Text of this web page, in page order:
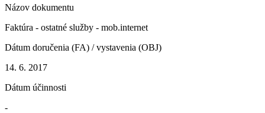
Názov dokumentu
Faktúra - ostatné služby - mob.internet
Dátum doručenia (FA) / vystavenia (OBJ)
14. 6. 2017
Dátum účinnosti
-